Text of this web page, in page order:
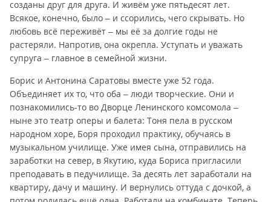
созданы друг для друга. И живём уже пятьдесят лет.
Всякое, конечно, было – и ссорились, чего скрывать. Но
любовь всё переживёт – мы её за долгие годы не
растеряли. Напротив, она окрепла. Уступать и уважать
супруга – главное в семейной жизни.
Борис и Антонина Саратовы вместе уже 52 года.
Объединяет их то, что оба – люди творческие. Они и
познакомились-то во Дворце Ленинского комсомола –
ныне это театр оперы и балета: Тоня пела в русском
народном хоре, Боря проходил практику, обучаясь в
музыкальном училище. Уже имея сына, отправились на
заработки на север, в Якутию, куда Бориса пригласили
преподавать в педучилище. За десять лет заработали на
квартиру, дачу и машину. И вернулись оттуда с дочкой, а